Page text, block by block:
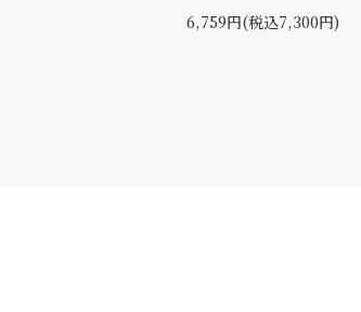
6,759円(税込7,300円)